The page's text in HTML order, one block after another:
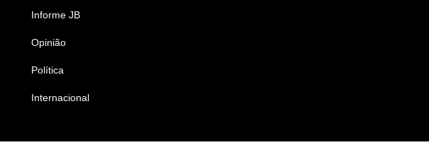
Informe JB
Opinião
Política
Internacional